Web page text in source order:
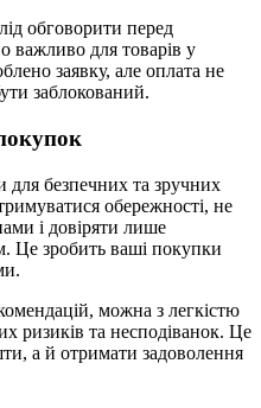
обговорити перед
важливо для товарів у
заявку, але оплата не
заблокований.
для безпечних та зручних
обережності, не
і довіряти лише
Це зробить ваші покупки
можна з легкістю
ризиків та несподіванок. Це
а й отримати задоволення